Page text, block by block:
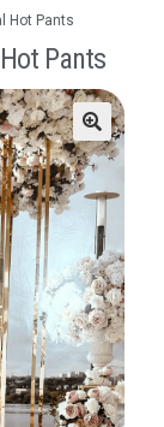
Hot Pants
Pants
🔍